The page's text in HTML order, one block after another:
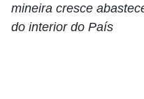
mineira cresce
do interior do País